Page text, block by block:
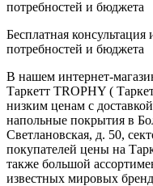
Бесплатная
потребностей и бюджета
В нашем интернет-
Таркетт TROPHY (
низким ценам с
напольные покрытия в
Светлановская, д. 50,
покупателей цены на
также большой
известных мировых